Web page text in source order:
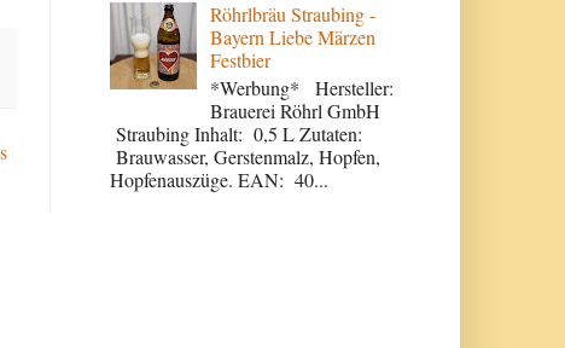
Röhrlbräu Straubing -
Bayern Liebe Märzen
Festbier
*Werbung* Hersteller:
Brauerei Röhrl GmbH
Straubing Inhalt: 0,5 L Zutaten:
Brauwasser, Gerstenmalz, Hopfen,
Hopfenauszüge. EAN: 40...